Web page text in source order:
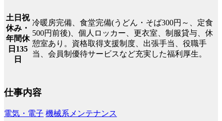
土日祝
休み・
年間休
日135
日
冷暖房完備、食堂完備(うどん・そば300円～、定食
500円前後)、個人ロッカー、更衣室、制服貸与、休
憩室あり。資格取得支援制度、出張手当、役職手
当、会員制優待サービスなど充実した福利厚生。
仕事内容
電気・電子 機械系メンテナンス